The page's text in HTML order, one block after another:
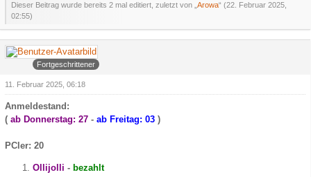
Dieser Beitrag wurde bereits 2 mal editiert, zuletzt von „ Arowa“ (22. Februar 2025,
02:55)
Arowa
Fortgeschrittener
11. Februar 2025, 06:18
Anmeldestand:
( ab Donnerstag: 27 - ab Freitag: 03 )
PCler: 20
Ollijolli - bezahlt